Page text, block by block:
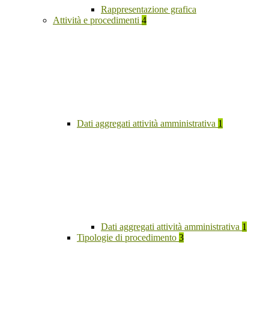
Rappresentazione grafica
Attività e procedimenti 4
Dati aggregati attività amministrativa 1
Dati aggregati attività amministrativa 1
Tipologie di procedimento 3